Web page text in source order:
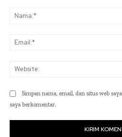
Simpan nama, email, dan situs web
saya berkomentar.